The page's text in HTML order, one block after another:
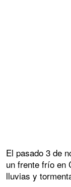
El pasado 3 de
un frente frío en
lluvias y